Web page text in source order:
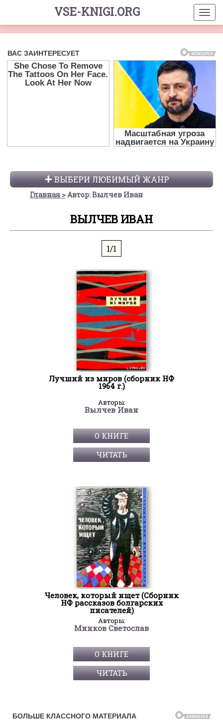
VSE-KNIGI.ORG
ВЫБЕРИ ЛЮБИМЫЙ ЖАНР
Главная Автор: Вылчев Иван
ВЫЛЧЕВ ИВАН
1/1
Лучший из миров (сборник НФ
1964 г.)
Авторы:
Вылчев Иван
О КНИГЕ
ЧИТАТЬ
Человек, который ищет (Сборник
НФ рассказов болгарских
писателей)
Авторы:
Минков Светослав
О КНИГЕ
ЧИТАТЬ